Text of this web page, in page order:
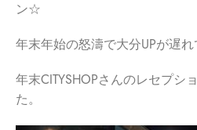
ン☆
年末年始の怒濤で大分UPが遅れ
年末CITYSHOPさんのレセプシ
た。